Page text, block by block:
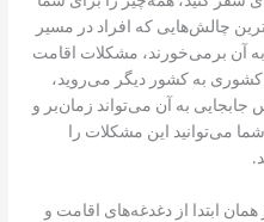
چالش‌هایی که افراد در مسیر
آن برمی‌خورند، مشکلات اقامت
کشوری به کشور دیگر می‌روید،
به آن می‌تواند زمان‌بر و
می‌توانید این مشکلات را
ابتدا از دغدغه‌های اقامت و